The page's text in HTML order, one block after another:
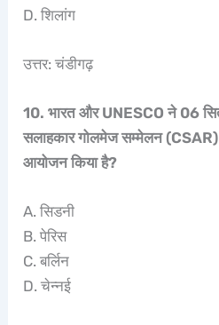
D. शिलांग
उत्तर: चंडीगढ़
10. भारत और UNESCO ने 06
सलाहकार गोलमेज सम्मेलन
आयोजन किया है?
A. सिडनी
B. पेरिस
C. बर्लिन
D. चेन्नई